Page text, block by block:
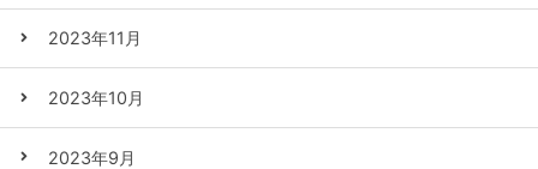
2023年11月
2023年10月
2023年9月